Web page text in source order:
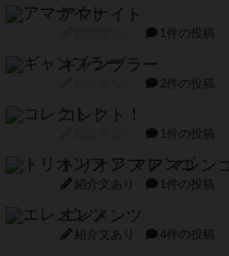
アマナイト
1件の投稿
ギャンブラー
2件の投稿
コレクト！
1件の投稿
トリオンフ ア マレン
紹介文あり 1件の投稿
エレメンツ
紹介文あり 4件の投稿